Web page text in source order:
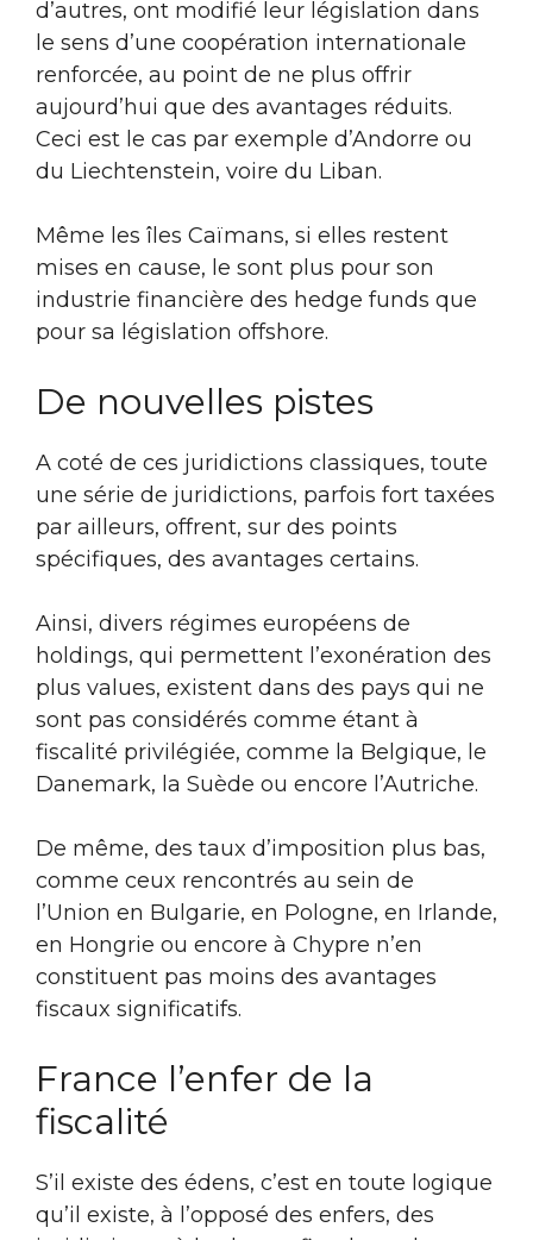
d’autres, ont modifié leur législation dans
le sens d’une coopération internationale
renforcée, au point de ne plus offrir
aujourd’hui que des avantages réduits.
Ceci est le cas par exemple d’Andorre ou
du Liechtenstein, voire du Liban.
Même les îles Caïmans, si elles restent
mises en cause, le sont plus pour son
industrie financière des hedge funds que
pour sa législation offshore.
De nouvelles pistes
A coté de ces juridictions classiques, toute
une série de juridictions, parfois fort taxées
par ailleurs, offrent, sur des points
spécifiques, des avantages certains.
Ainsi, divers régimes européens de
holdings, qui permettent l’exonération des
plus values, existent dans des pays qui ne
sont pas considérés comme étant à
fiscalité privilégiée, comme la Belgique, le
Danemark, la Suède ou encore l’Autriche.
De même, des taux d’imposition plus bas,
comme ceux rencontrés au sein de
l’Union en Bulgarie, en Pologne, en Irlande,
en Hongrie ou encore à Chypre n’en
constituent pas moins des avantages
fiscaux significatifs.
France l’enfer de la
fiscalité
S’il existe des édens, c’est en toute logique
qu’il existe, à l’opposé des enfers, des